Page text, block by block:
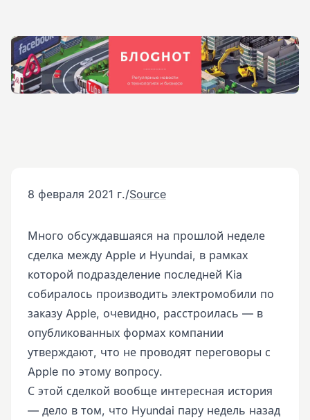
8 февраля 2021 г./Source
Много обсуждавшаяся на прошлой неделе
сделка между Apple и Hyundai, в рамках
которой подразделение последней Kia
собиралось производить электромобили по
заказу Apple, очевидно, расстроилась — в
опубликованных формах компании
утверждают, что не проводят переговоры с
Apple по этому вопросу.
С этой сделкой вообще интересная история
— дело в том, что Hyundai пару недель назад